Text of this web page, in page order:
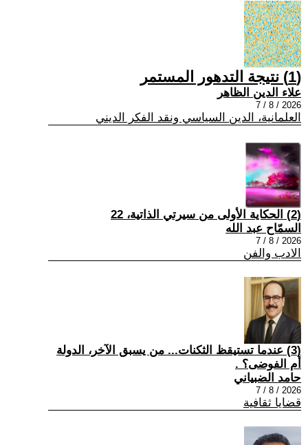
(1) نتيجة التدهور المستمر
علاء الدين الظاهر
2026 / 8 / 7
العلمانية، الدين السياسي ونقد الفكر الديني
(2) الحكاية الأولى من سيرتي الذاتية، 22
السمّاح عبد الله
2026 / 8 / 7
الادب والفن
(3) عندما تستيقظ الثكنات... من يسبق الآخر، الدولة
أم الفوضى؟ .
حامد الضبياني
2026 / 8 / 7
قضايا ثقافية